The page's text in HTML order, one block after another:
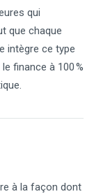
qui
que chaque
intègre ce type
finance à 100 %
à la façon dont